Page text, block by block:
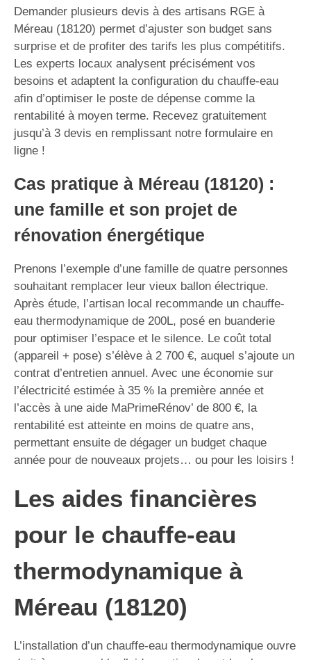
Demander plusieurs devis à des artisans RGE à
Méreau (18120) permet d’ajuster son budget sans
surprise et de profiter des tarifs les plus compétitifs.
Les experts locaux analysent précisément vos
besoins et adaptent la configuration du chauffe-eau
afin d’optimiser le poste de dépense comme la
rentabilité à moyen terme. Recevez gratuitement
jusqu’à 3 devis en remplissant notre formulaire en
ligne !
Cas pratique à Méreau (18120) :
une famille et son projet de
rénovation énergétique
Prenons l’exemple d’une famille de quatre personnes
souhaitant remplacer leur vieux ballon électrique.
Après étude, l’artisan local recommande un chauffe-
eau thermodynamique de 200L, posé en buanderie
pour optimiser l’espace et le silence. Le coût total
(appareil + pose) s’élève à 2 700 €, auquel s’ajoute un
contrat d’entretien annuel. Avec une économie sur
l’électricité estimée à 35 % la première année et
l’accès à une aide MaPrimeRénov’ de 800 €, la
rentabilité est atteinte en moins de quatre ans,
permettant ensuite de dégager un budget chaque
année pour de nouveaux projets… ou pour les loisirs !
Les aides financières
pour le chauffe-eau
thermodynamique à
Méreau (18120)
L’installation d’un chauffe-eau thermodynamique ouvre